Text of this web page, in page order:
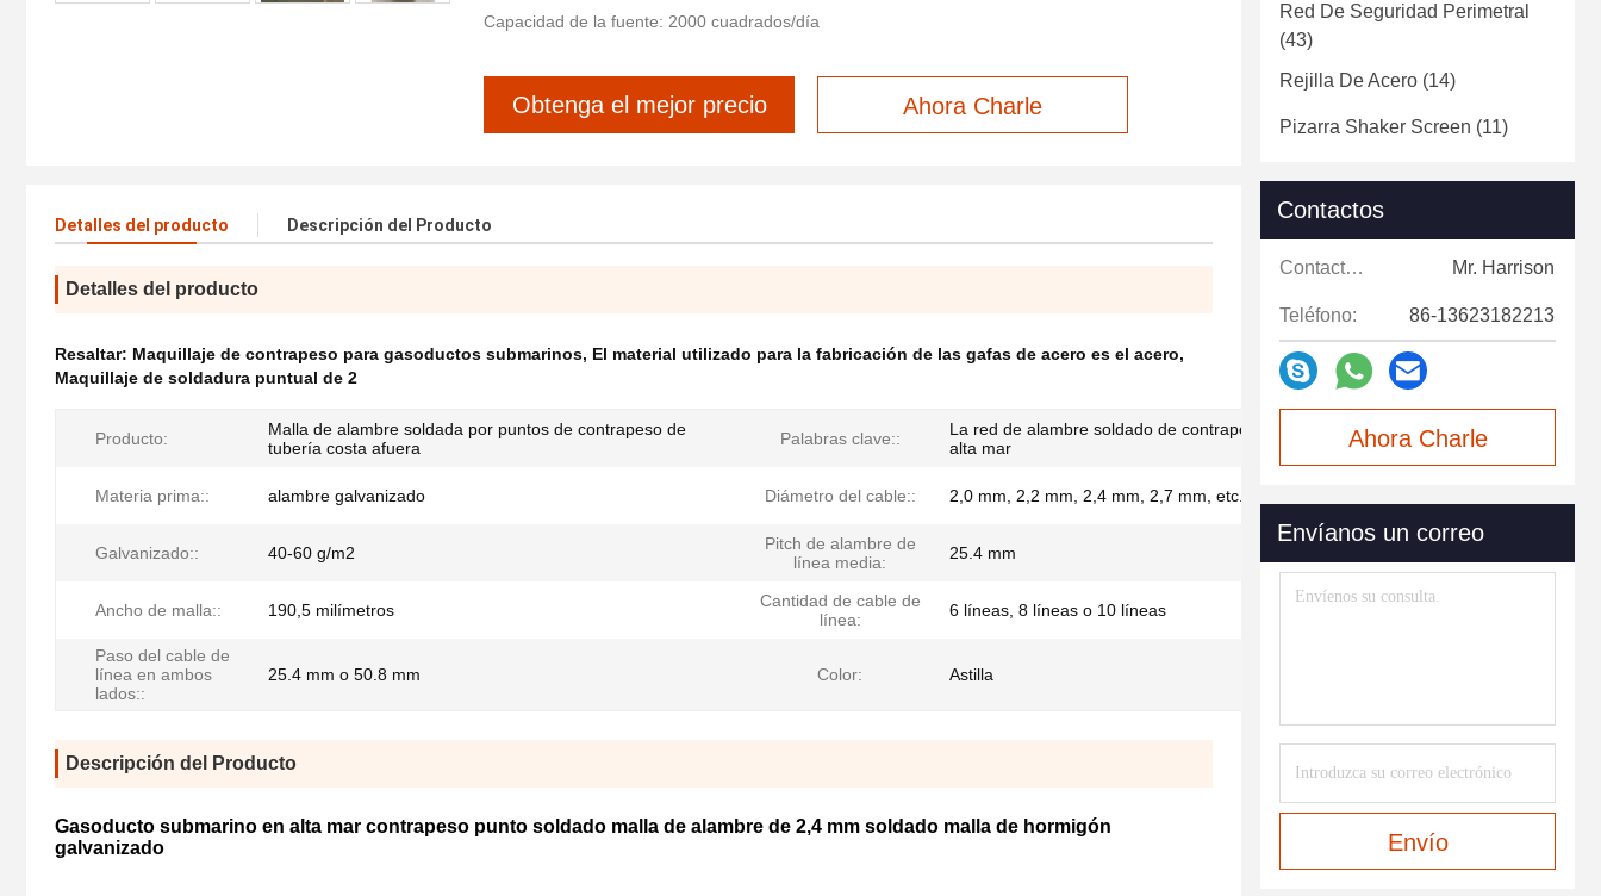
Capacidad de la fuente: 2000 cuadrados/día
Obtenga el mejor precio Ahora Charle
Detalles del producto Descripción del Producto
Detalles del producto
Resaltar: Maquillaje de contrapeso para gasoductos submarinos, El material utilizado para la fabricación de las gafas de acero es el acero,
Maquillaje de soldadura puntual de 2
Producto:
Malla de alambre soldada por puntos de contrapeso de
tubería costa afuera
Palabras clave::
La red de alambre soldado de contrapeso para tuberías en
alta mar
Materia prima:: alambre galvanizado Diámetro del cable:: 2,0 mm, 2,2 mm, 2,4 mm, 2,7 mm, etc.
Galvanizado:: 40-60 g/m2
Pitch de alambre de
línea media:
25.4 mm
Ancho de malla:: 190,5 milímetros
Cantidad de cable de
línea:
6 líneas, 8 líneas o 10 líneas
Paso del cable de
línea en ambos
lados::
25.4 mm o 50.8 mm Color: Astilla
Descripción del Producto
Gasoducto submarino en alta mar contrapeso punto soldado malla de alambre de 2,4 mm soldado malla de hormigón
galvanizado
Red De Seguridad Perimetral
(43)
Rejilla De Acero (14)
Pizarra Shaker Screen (11)
Contactos
Contactos: Mr. Harrison
Teléfono: 86-13623182213
Ahora Charle
Envíanos un correo
Envío